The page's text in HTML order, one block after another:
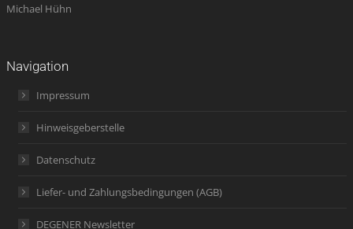
Michael Hühn
Navigation
Impressum
Hinweisgeberstelle
Datenschutz
Liefer- und Zahlungsbedingungen (AGB)
DEGENER Newsletter